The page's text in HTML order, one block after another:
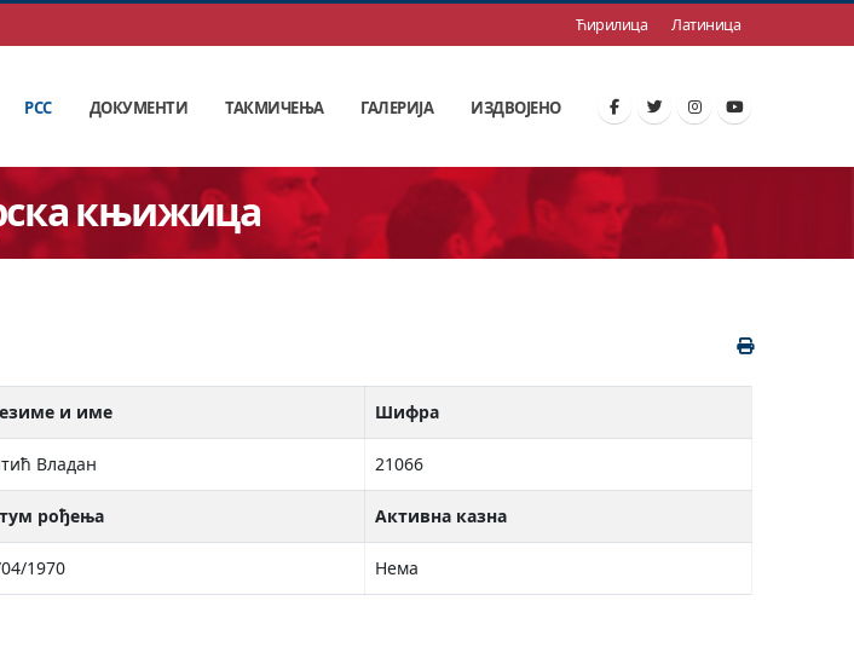
Ћирилица Латиница
РСС ДОКУМЕНТИ ТАКМИЧЕЊА ГАЛЕРИЈА ИЗДВОЈЕНО
књижица
и име Шифра
Владан 21066
рођења Активна казна
1970 Нема